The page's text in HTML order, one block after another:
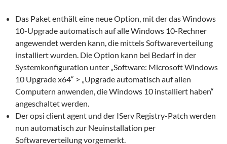
Das Paket enthält eine neue Option, mit der das Windows
10-Upgrade automatisch auf alle Windows 10-Rechner
angewendet werden kann, die mittels Softwareverteilung
installiert wurden. Die Option kann bei Bedarf in der
Systemkonfiguration unter „Software: Microsoft Windows
10 Upgrade x64“ > „Upgrade automatisch auf allen
Computern anwenden, die Windows 10 installiert haben“
angeschaltet werden.
Der opsi client agent und der IServ Registry-Patch werden
nun automatisch zur Neuinstallation per
Softwareverteilung vorgemerkt.